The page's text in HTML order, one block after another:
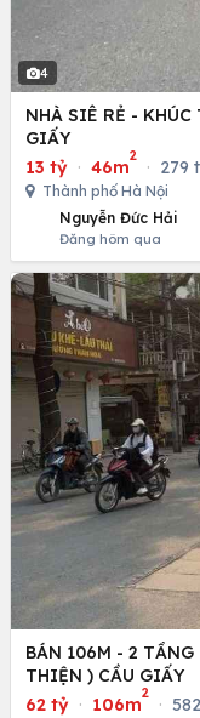
4
NHÀ SIÊ RẺ - KHÚC
GIẤY
13 tỷ · 46m
2
· 279
Thành phố Hà Nội
Nguyễn Đức Hải
Đăng hôm qua
BÁN 106M - 2
THIỆN ) CẦU GIẤY
62 tỷ · 106m
2
·